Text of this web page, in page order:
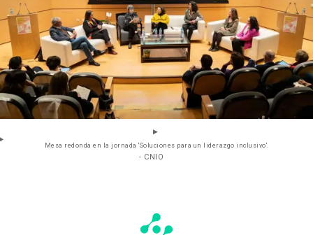
Mesa redonda en la jornada 'Soluciones para un liderazgo inclusivo'.
- CNIO